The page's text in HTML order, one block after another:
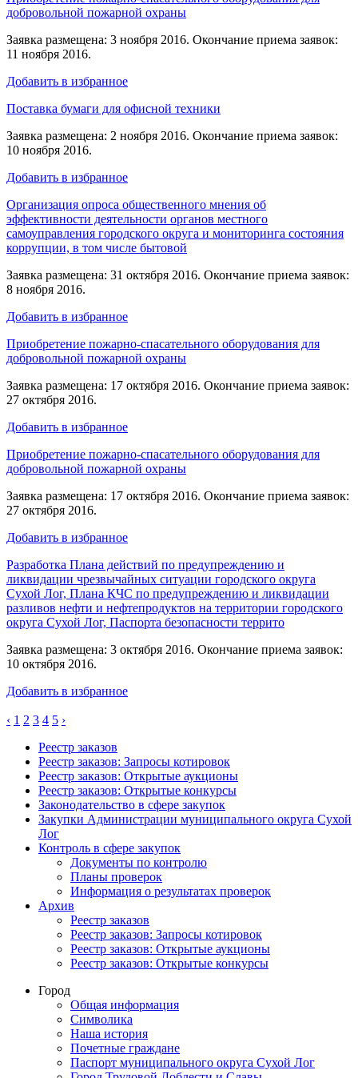
добровольной пожарной охраны
Заявка размещена: 3 ноября 2016. Окончание приема заявок:
11 ноября 2016.
Добавить в избранное
Поставка бумаги для офисной техники
Заявка размещена: 2 ноября 2016. Окончание приема заявок:
10 ноября 2016.
Добавить в избранное
Организация опроса общественного мнения об
эффективности деятельности органов местного
самоуправления городского округа и мониторинга состояния
коррупции, в том числе бытовой
Заявка размещена: 31 октября 2016. Окончание приема заявок:
8 ноября 2016.
Добавить в избранное
Приобретение пожарно-спасательного оборудования для
добровольной пожарной охраны
Заявка размещена: 17 октября 2016. Окончание приема заявок:
27 октября 2016.
Добавить в избранное
Приобретение пожарно-спасательного оборудования для
добровольной пожарной охраны
Заявка размещена: 17 октября 2016. Окончание приема заявок:
27 октября 2016.
Добавить в избранное
Разработка Плана действий по предупреждению и
ликвидации чрезвычайных ситуации городского округа
Сухой Лог, Плана КЧС по предупреждению и ликвидации
разливов нефти и нефтепродуктов на территории городского
округа Сухой Лог, Паспорта безопасности террито
Заявка размещена: 3 октября 2016. Окончание приема заявок:
10 октября 2016.
Добавить в избранное
‹ 1 2 3 4 5 ›
Реестр заказов
Реестр заказов: Запросы котировок
Реестр заказов: Открытые аукционы
Реестр заказов: Открытые конкурсы
Законодательство в сфере закупок
Закупки Администрации муниципального округа Сухой
Лог
Контроль в сфере закупок
Документы по контролю
Планы проверок
Информация о результатах проверок
Архив
Реестр заказов
Реестр заказов: Запросы котировок
Реестр заказов: Открытые аукционы
Реестр заказов: Открытые конкурсы
Город
Общая информация
Символика
Наша история
Почетные граждане
Паспорт муниципального округа Сухой Лог